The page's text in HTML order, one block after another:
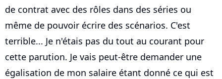
de contrat avec des rôles dans des séries ou
même de pouvoir écrire des scénarios. C'est
terrible... Je n'étais pas du tout au courant pour
cette parution. Je vais peut-être demander une
égalisation de mon salaire étant donné ce qui est